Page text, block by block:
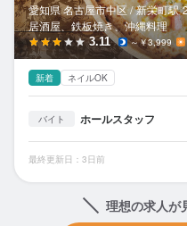
愛知県 名古屋市中区 / 新栄町駅
居酒屋、鉄板焼き、沖縄料理
3.11 ～￥3,999
新着 ネイルOK
バイト ホールスタッフ
最終更新日：3日前
理想の求人が